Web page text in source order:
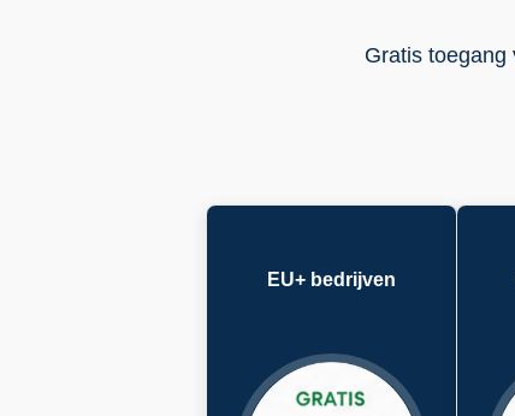
Gratis toegang
EU+ bedrijven